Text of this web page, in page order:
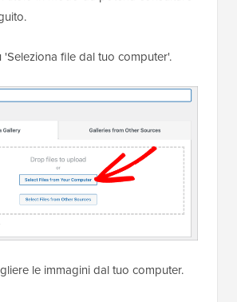
'Seleziona file dal tuo computer'.
le immagini dal tuo computer.